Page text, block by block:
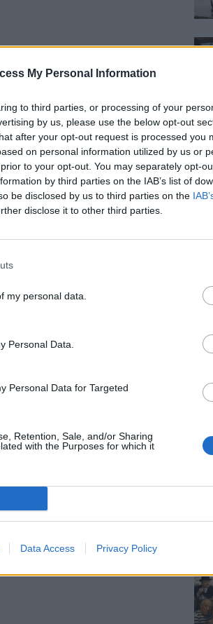
My Personal Information
to third parties, or processing of your
by us, please use the below opt-out
after your opt-out request is processed you
on personal information utilized by us or
to your opt-out. You may separately opt-
by third parties on the IAB’s list of
be disclosed by us to third parties on the
disclose it to other third parties.
my personal data.
Personal Data.
Personal Data for Targeted
Retention, Sale, and/or Sharing
with the Purposes for which it
Data Access Privacy Policy